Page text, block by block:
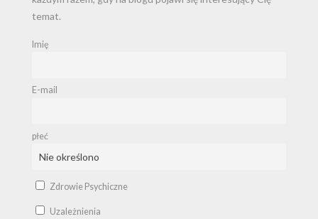
temat.
Imię
E-mail
płeć
Zdrowie Psychiczne
Uzależnienia